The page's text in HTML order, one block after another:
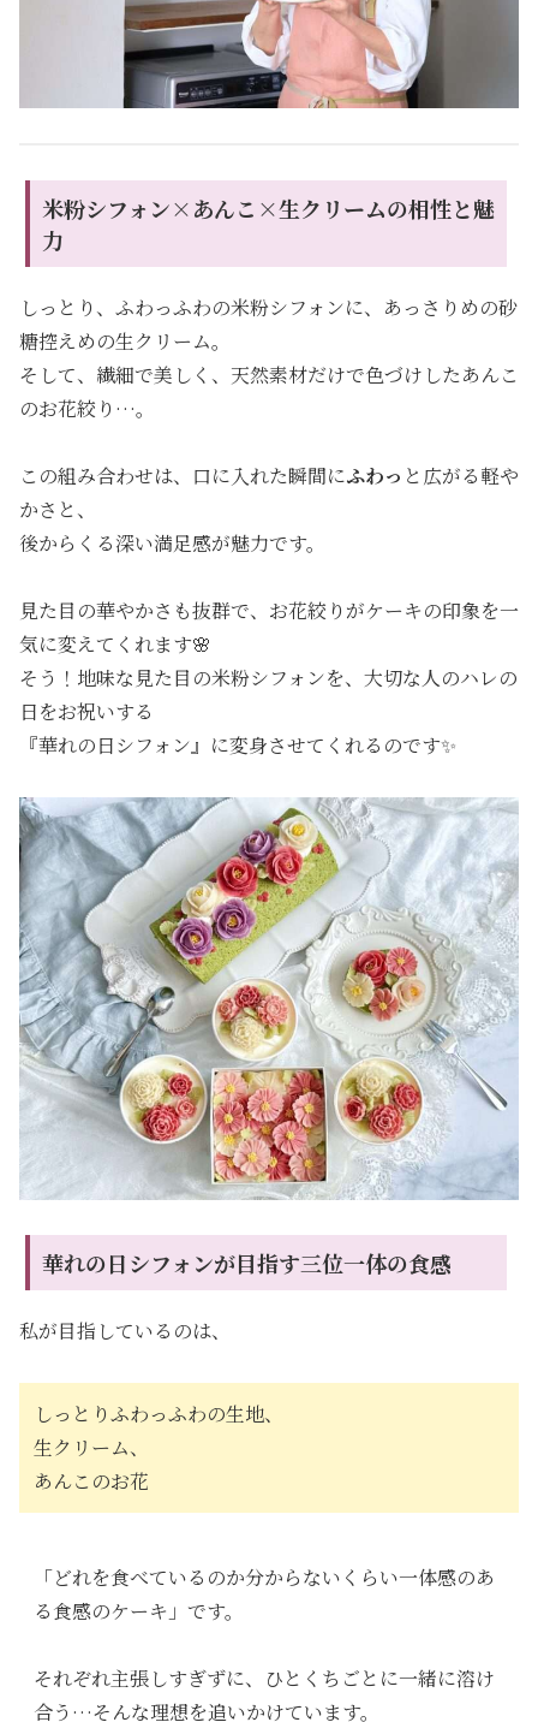
米粉シフォン×あんこ×生クリームの相性と魅
力
しっとり、ふわっふわの米粉シフォンに、あっさりめの砂
糖控えめの生クリーム。
そして、繊細で美しく、天然素材だけで色づけしたあんこ
のお花絞り…。
この組み合わせは、口に入れた瞬間にふわっ と広がる軽や
かさと、
後からくる深い満足感が魅力です。
見た目の華やかさも抜群で、お花絞りがケーキの印象を一
気に変えてくれます🌸
そう！地味な見た目の米粉シフォンを、大切な人のハレの
日をお祝いする
『華れの日シフォン』に変身させてくれるのです✨
華れの日シフォンが目指す三位一体の食感
私が目指しているのは、
しっとりふわっふわの生地、
生クリーム、
あんこのお花
「どれを食べているのか分からないくらい一体感のあ
る食感のケーキ」です。
それぞれ主張しすぎずに、ひとくちごとに一緒に溶け
合う…そんな理想を追いかけています。